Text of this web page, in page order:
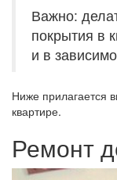
Важно:
покрытия в
и в
Ниже прилагается
квартире.
Ремонт